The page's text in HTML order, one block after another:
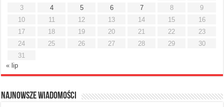
3
4 5 6 7 8
9
10
11 12 13 14 15
16
17
18 19 20 21 22
23
24
25 26 27 28 29
30
31
« lip
Najnowsze Wiadomości